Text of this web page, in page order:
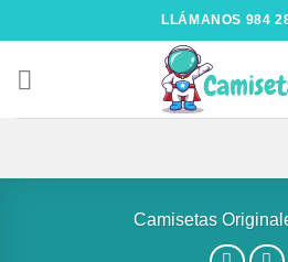
LLÁMANOS 984
Camisetas